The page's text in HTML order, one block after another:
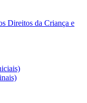
Direitos da Criança e